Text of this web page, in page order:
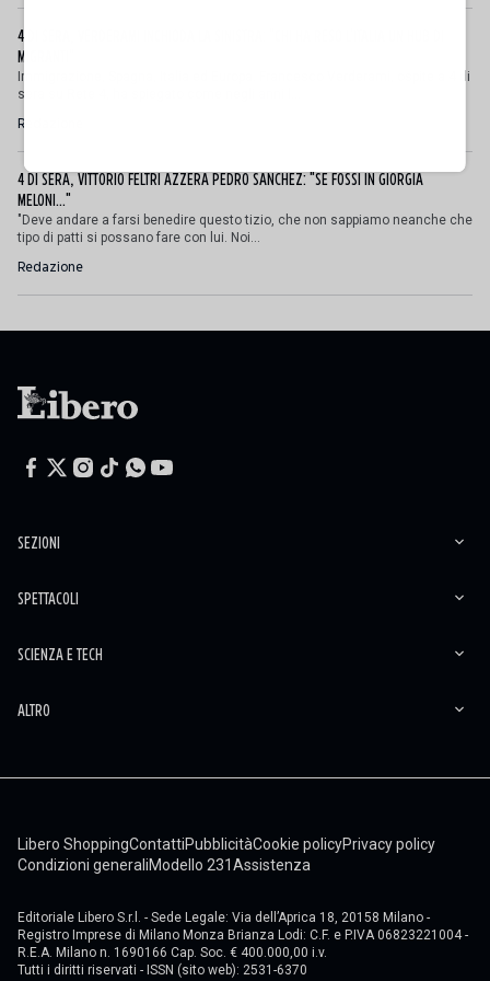
4 DI SERA, VERDERAMI INCHIODA LA SINISTRA: "CHI HA RESO L'ITALIA UN HUB DI
MIGRANTI"
Immigrazione, Spagna, Italia ed Europa. Francesco Verderami, ospite a 4 di
sera su Rete 4, ha spiegato come negli anni l...
Redazione
4 DI SERA, VITTORIO FELTRI AZZERA PEDRO SANCHEZ: "SE FOSSI IN GIORGIA
MELONI..."
"Deve andare a farsi benedire questo tizio, che non sappiamo neanche che
tipo di patti si possano fare con lui. Noi...
Redazione
SEZIONI
SPETTACOLI
SCIENZA E TECH
ALTRO
Libero ShoppingContattiPubblicitàCookie policyPrivacy policy
Condizioni generaliModello 231Assistenza
Editoriale Libero S.r.l. - Sede Legale: Via dell’Aprica 18, 20158 Milano -
Registro Imprese di Milano Monza Brianza Lodi: C.F. e P.IVA 06823221004 -
R.E.A. Milano n. 1690166 Cap. Soc. € 400.000,00 i.v.
Tutti i diritti riservati - ISSN (sito web): 2531-6370